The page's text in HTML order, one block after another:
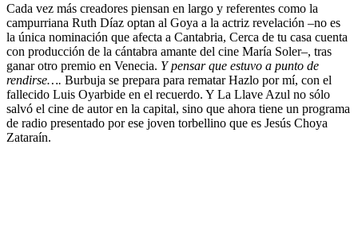
Cada vez más creadores piensan en largo y referentes como la
campurriana Ruth Díaz optan al Goya a la actriz revelación –no es
la única nominación que afecta a Cantabria, Cerca de tu casa cuenta
con producción de la cántabra amante del cine María Soler–, tras
ganar otro premio en Venecia. Y pensar que estuvo a punto de
rendirse…. Burbuja se prepara para rematar Hazlo por mí, con el
fallecido Luis Oyarbide en el recuerdo. Y La Llave Azul no sólo
salvó el cine de autor en la capital, sino que ahora tiene un programa
de radio presentado por ese joven torbellino que es Jesús Choya
Zataraín.